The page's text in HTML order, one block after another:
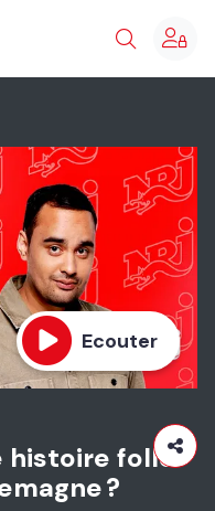
Ecouter
histoire folle
?